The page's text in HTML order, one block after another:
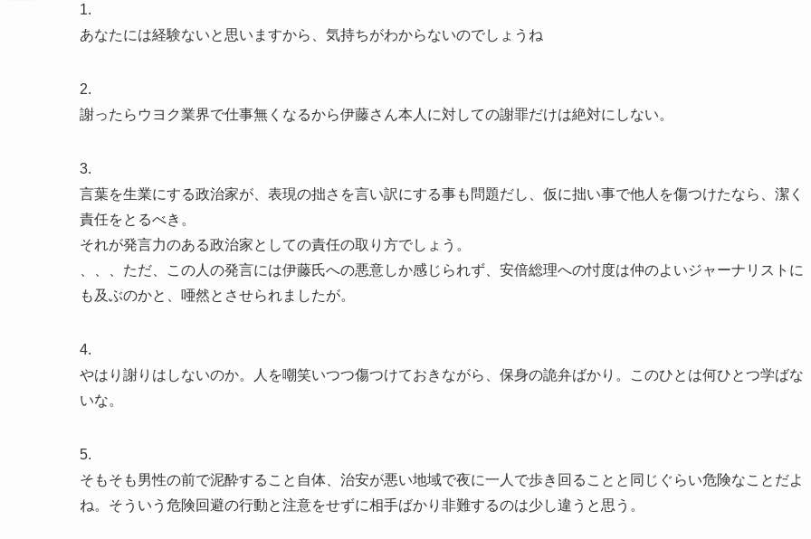
1.
あなたには経験ないと思いますから、気持ちがわからないのでしょうね
2.
謝ったらウヨク業界で仕事無くなるから伊藤さん本人に対しての謝罪だけは絶対にしない。
3.
言葉を生業にする政治家が、表現の拙さを言い訳にする事も問題だし、仮に拙い事で他人を傷つけたなら、潔く
責任をとるべき。
それが発言力のある政治家としての責任の取り方でしょう。
、、、ただ、この人の発言には伊藤氏への悪意しか感じられず、安倍総理への忖度は仲のよいジャーナリストに
も及ぶのかと、唖然とさせられましたが。
4.
やはり謝りはしないのか。人を嘲笑いつつ傷つけておきながら、保身の詭弁ばかり。このひとは何ひとつ学ばな
いな。
5.
そもそも男性の前で泥酔すること自体、治安が悪い地域で夜に一人で歩き回ることと同じぐらい危険なことだよ
ね。そういう危険回避の行動と注意をせずに相手ばかり非難するのは少し違うと思う。